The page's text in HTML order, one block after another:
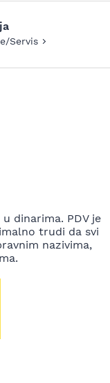
Servis
dinarima. PDV je
trudi da svi
nazivima,